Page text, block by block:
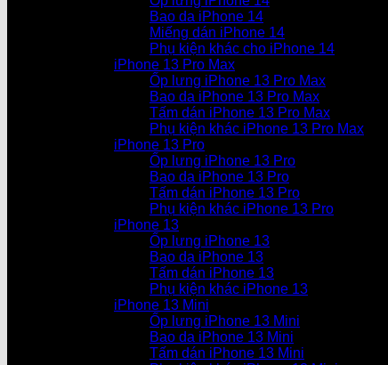
Bao da iPhone 14
Miếng dán iPhone 14
Phụ kiện khác cho iPhone 14
iPhone 13 Pro Max
Ốp lưng iPhone 13 Pro Max
Bao da iPhone 13 Pro Max
Tấm dán iPhone 13 Pro Max
Phụ kiện khác iPhone 13 Pro Max
iPhone 13 Pro
Ốp lưng iPhone 13 Pro
Bao da iPhone 13 Pro
Tấm dán iPhone 13 Pro
Phụ kiện khác iPhone 13 Pro
iPhone 13
Ốp lưng iPhone 13
Bao da iPhone 13
Tấm dán iPhone 13
Phụ kiện khác iPhone 13
iPhone 13 Mini
Ốp lưng iPhone 13 Mini
Bao da iPhone 13 Mini
Tấm dán iPhone 13 Mini